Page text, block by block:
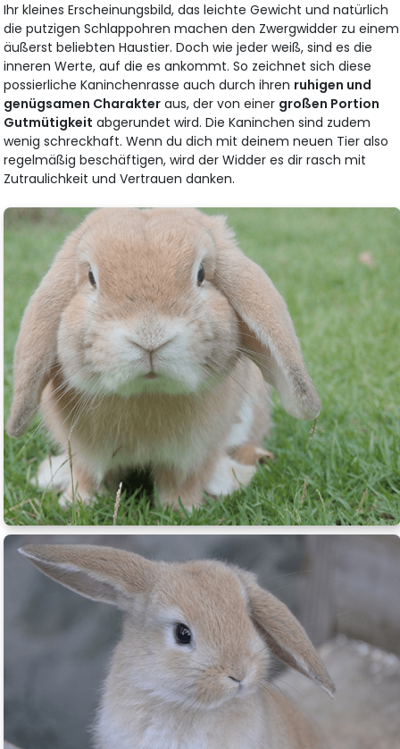
Ihr kleines Erscheinungsbild, das leichte Gewicht und natürlich
die putzigen Schlappohren machen den Zwergwidder zu einem
äußerst beliebten Haustier. Doch wie jeder weiß, sind es die
inneren Werte, auf die es ankommt. So zeichnet sich diese
possierliche Kaninchenrasse auch durch ihren ruhigen und
genügsamen Charakter aus, der von einer großen Portion
Gutmütigkeit abgerundet wird. Die Kaninchen sind zudem
wenig schreckhaft. Wenn du dich mit deinem neuen Tier also
regelmäßig beschäftigen, wird der Widder es dir rasch mit
Zutraulichkeit und Vertrauen danken.